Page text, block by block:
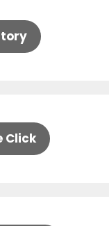
Click